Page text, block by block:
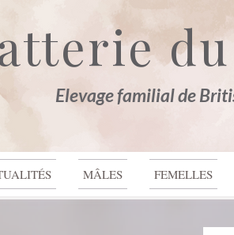
Elevage familial de
MÂLES FEMELLES